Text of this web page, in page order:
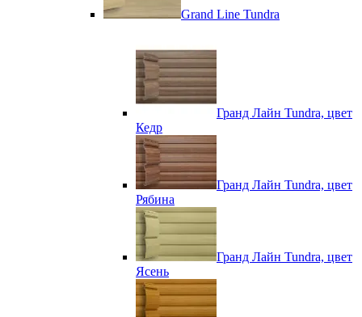
Grand Line Tundra
Гранд Лайн Tundra, цвет
Кедр
Гранд Лайн Tundra, цвет
Рябина
Гранд Лайн Tundra, цвет
Ясень